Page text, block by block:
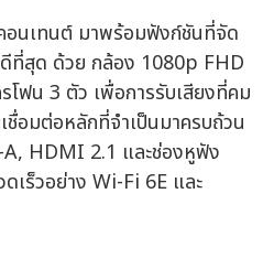
อนเทนต์ มาพร้อมฟังก์ชันที่จัด
ที่สุด ด้วย กล้อง 1080p FHD
ฟน 3 ตัว เพื่อการรับเสียงที่คม
อมต่อหลักที่จำเป็นมาครบถ้วน
HDMI 2.1 และช่องหูฟัง
เร็วอย่าง Wi-Fi 6E และ